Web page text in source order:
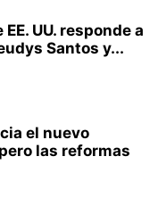
UU. responde a
Santos y...
el nuevo
las reformas